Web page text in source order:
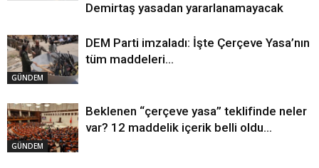
Demirtaş yasadan yararlanamayacak
GÜNDEM
DEM Parti imzaladı: İşte Çerçeve Yasa’nın
tüm maddeleri…
GÜNDEM
Beklenen “çerçeve yasa” teklifinde neler
var? 12 maddelik içerik belli oldu…